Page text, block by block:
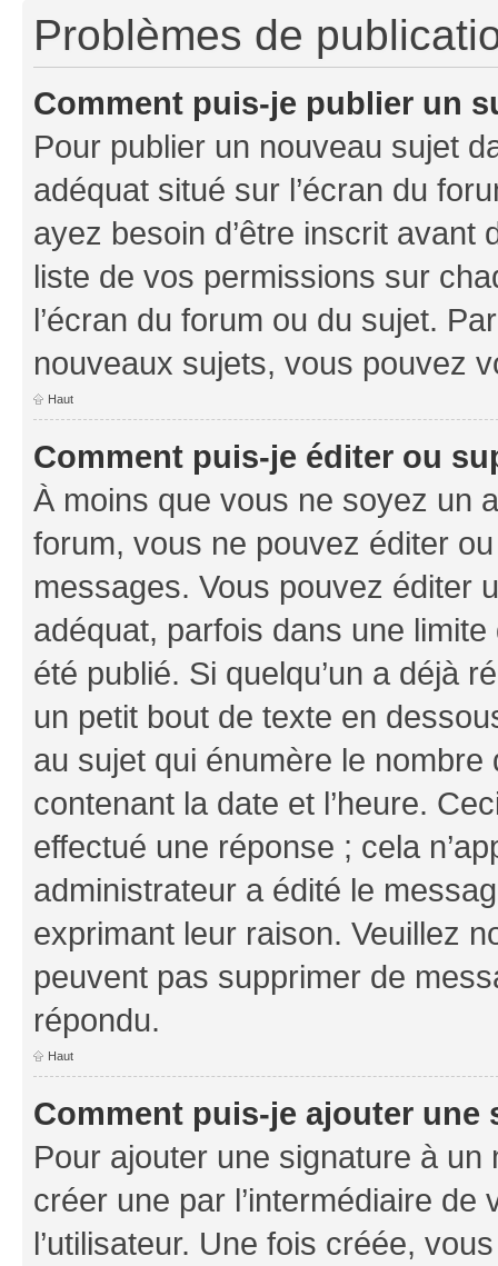
Problèmes de
Comment puis-je publier un
Pour publier un nouveau sujet
adéquat situé sur l’écran du
ayez besoin d’être inscrit
liste de vos permissions sur
l’écran du forum ou du sujet.
nouveaux sujets, vous pouvez
Haut
Comment puis-je éditer ou
À moins que vous ne soyez un
forum, vous ne pouvez éditer
messages. Vous pouvez éditer
adéquat, parfois dans une
été publié. Si quelqu’un a déjà
un petit bout de texte en
au sujet qui énumère le nombre
contenant la date et l’heure.
effectué une réponse ; cela
administrateur a édité le
exprimant leur raison. Veuillez
peuvent pas supprimer de
répondu.
Haut
Comment puis-je ajouter une
Pour ajouter une signature à un
créer une par l’intermédiaire
l’utilisateur. Une fois créée,